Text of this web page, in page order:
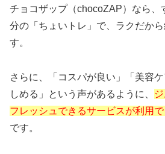
チョコザップ（chocoZAP）なら、
分の「ちょいトレ」で、ラクだか
す。
さらに、「コスパが良い」「美容
しめる」という声があるように、
フレッシュできるサービスが利用
です。